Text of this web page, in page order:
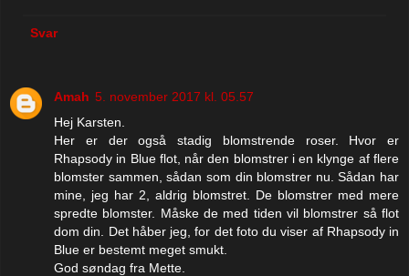
Svar
Amah 5. november 2017 kl. 05.57
Hej Karsten.
Her er der også stadig blomstrende roser. Hvor er
Rhapsody in Blue flot, når den blomstrer i en klynge af flere
blomster sammen, sådan som din blomstrer nu. Sådan har
mine, jeg har 2, aldrig blomstret. De blomstrer med mere
spredte blomster. Måske de med tiden vil blomstrer så flot
dom din. Det håber jeg, for det foto du viser af Rhapsody in
Blue er bestemt meget smukt.
God søndag fra Mette.